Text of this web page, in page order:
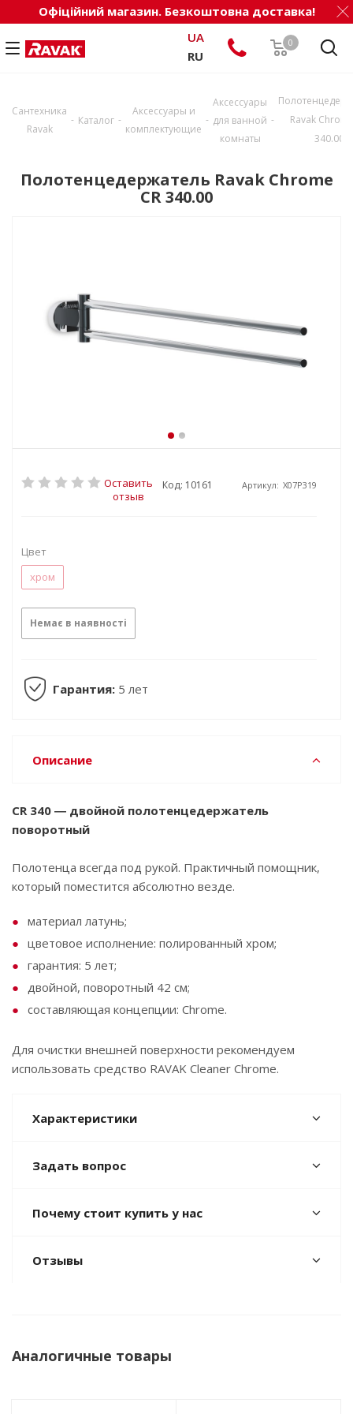
Офіційний магазин. Безкоштовна доставка!
0
UA
RU
Сантехника
Ravak
- Каталог -
Аксессуары и
комплектующие
-
Аксессуары
для ванной
комнаты
-
Ravak
340.00
Полотенцедержатель Ravak Chrome
CR 340.00
Оставить
отзыв
Код: 10161 Артикул: X07P319
Цвет
хром
Немає в наявності
Гарантия: 5 лет
Описание
CR 340 ― двойной полотенцедержатель
поворотный
Полотенца всегда под рукой. Практичный помощник,
который поместится абсолютно везде.
материал латунь;
цветовое исполнение: полированный хром;
гарантия: 5 лет;
двойной, поворотный 42 см;
составляющая концепции: Chrome.
Для очистки внешней поверхности рекомендуем
использовать средство RAVAK Cleaner Chrome.
Характеристики
Задать вопрос
Почему стоит купить у нас
Отзывы
Аналогичные товары